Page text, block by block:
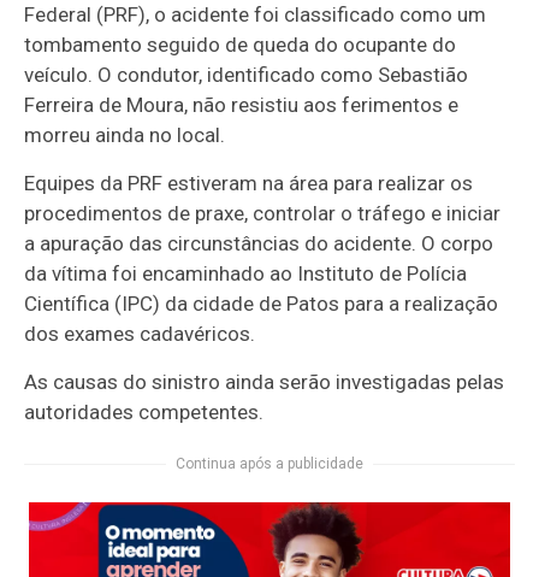
Federal (PRF), o acidente foi classificado como um
tombamento seguido de queda do ocupante do
veículo. O condutor, identificado como Sebastião
Ferreira de Moura, não resistiu aos ferimentos e
morreu ainda no local.
Equipes da PRF estiveram na área para realizar os
procedimentos de praxe, controlar o tráfego e iniciar
a apuração das circunstâncias do acidente. O corpo
da vítima foi encaminhado ao Instituto de Polícia
Científica (IPC) da cidade de Patos para a realização
dos exames cadavéricos.
As causas do sinistro ainda serão investigadas pelas
autoridades competentes.
Continua após a publicidade